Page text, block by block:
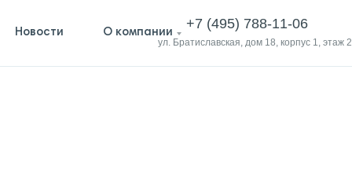
Новости О компании
+7 (495) 788-11-06
ул. Братиславская, дом 18, корпус 1, этаж 2